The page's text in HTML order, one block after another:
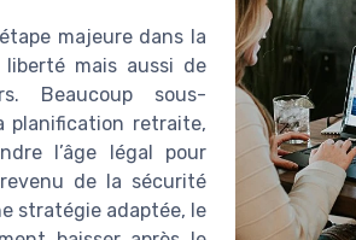
majeure dans la
mais aussi de
Beaucoup sous-
planification retraite,
l’âge légal pour
de la sécurité
stratégie adaptée, le